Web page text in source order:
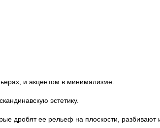
и акцентом в минимализме.
эстетику.
дробят ее рельеф на плоскости, разбивают